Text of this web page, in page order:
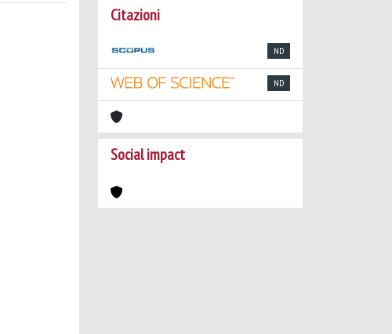
Citazioni
ND
ND
Social impact